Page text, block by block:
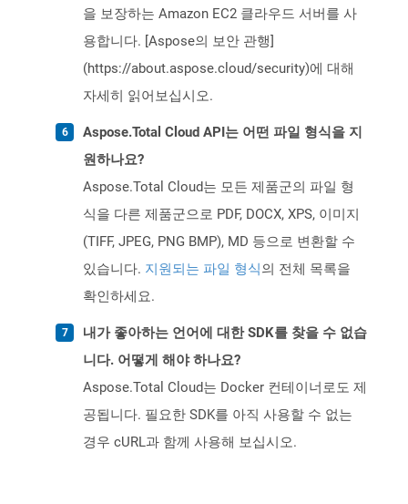
을 보장하는 Amazon EC2 클라우드 서버를 사
용합니다. [Aspose의 보안 관행]
(https://about.aspose.cloud/security)에 대해
자세히 읽어보십시오.
Aspose.Total Cloud API는 어떤 파일 형식을 지
원하나요?
Aspose.Total Cloud는 모든 제품군의 파일 형
식을 다른 제품군으로 PDF, DOCX, XPS, 이미지
(TIFF, JPEG, PNG BMP), MD 등으로 변환할 수
있습니다. 지원되는 파일 형식의 전체 목록을
확인하세요.
내가 좋아하는 언어에 대한 SDK를 찾을 수 없습
니다. 어떻게 해야 하나요?
Aspose.Total Cloud는 Docker 컨테이너로도 제
공됩니다. 필요한 SDK를 아직 사용할 수 없는
경우 cURL과 함께 사용해 보십시오.